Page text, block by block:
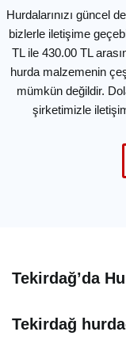
Hurdalarınızı güncel
bizlerle iletişime
TL ile 430.00 TL
hurda malzemenin
mümkün değildir.
şirketimizle
Tekirdağ’da
Tekirdağ